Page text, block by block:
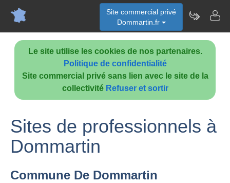
Le site utilise les cookies de nos partenaires.
Politique de confidentialité
Site commercial privé sans lien avec le site de la
collectivité Refuser et sortir
Site commercial privé
Dommartin.fr
Sites de professionnels à
Dommartin
Commune De Dommartin